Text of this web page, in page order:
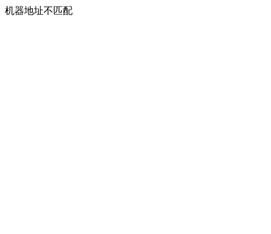
机器地址不匹配